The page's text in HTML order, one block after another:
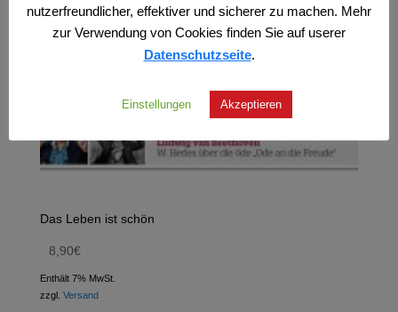
Das Leben ist schön
8,90€
Enthält 7% MwSt.
zzgl. Versand
nutzerfreundlicher, effektiver und sicherer zu machen. Mehr
zur Verwendung von Cookies finden Sie auf userer
Datenschutzseite.
Einstellungen Akzeptieren